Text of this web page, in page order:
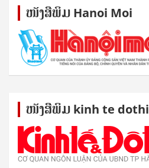
ໜັງ​ສື​ພິມ Hanoi Moi
ໜັງ​ສື​ພິມ kinh te dothi